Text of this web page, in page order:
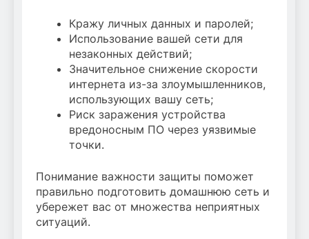
Кражу личных данных и паролей;
Использование вашей сети для
незаконных действий;
Значительное снижение скорости
интернета из-за злоумышленников,
использующих вашу сеть;
Риск заражения устройства
вредоносным ПО через уязвимые
точки.
Понимание важности защиты поможет
правильно подготовить домашнюю сеть и
убережет вас от множества неприятных
ситуаций.